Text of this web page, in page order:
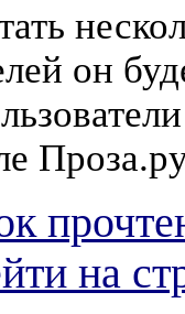
он
на